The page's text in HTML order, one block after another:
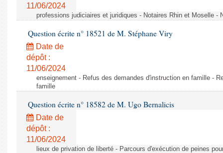
11/06/2024
professions judiciaires et juridiques - Notaires Rhin et Moselle -
Question écrite n° 18521 de M. Stéphane Viry
Date de
dépôt :
11/06/2024
enseignement - Refus des demandes d'instruction en famille -
famille
Question écrite n° 18582 de M. Ugo Bernalicis
Date de
dépôt :
11/06/2024
lieux de privation de liberté - Parcours d'exécution de peines